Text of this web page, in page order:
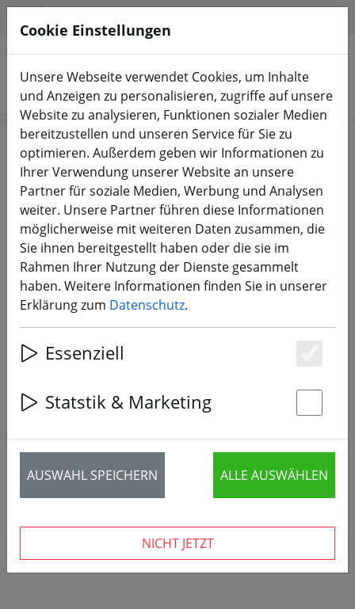
Produkte suchen
Start Akkus LiPo Akku
BosLipo P7 Batterie 650mAh 14,8V
4S 95C Lipo Akku XT30 Plug
Cookie Einstellungen
Unsere Webseite verwendet Cookies, um Inhalte
und Anzeigen zu personalisieren, zugriffe auf unsere
Website zu analysieren, Funktionen sozialer Medien
bereitzustellen und unseren Service für Sie zu
optimieren. Außerdem geben wir Informationen zu
Ihrer Verwendung unserer Website an unsere
Partner für soziale Medien, Werbung und Analysen
weiter. Unsere Partner führen diese Informationen
möglicherweise mit weiteren Daten zusammen, die
Sie ihnen bereitgestellt haben oder die sie im
Rahmen Ihrer Nutzung der Dienste gesammelt
haben. Weitere Informationen finden Sie in unserer
Erklärung zum Datenschutz.
Essenziell
Statstik & Marketing
AUSWAHL SPEICHERN ALLE AUSWÄHLEN
NICHT JETZT